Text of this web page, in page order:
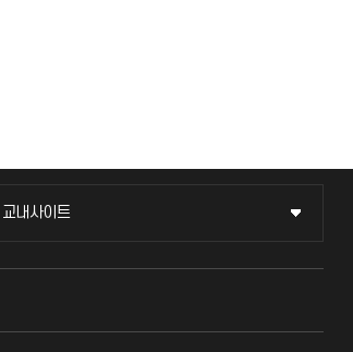
교내사이트
교내사이트
교수회